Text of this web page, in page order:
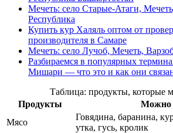
Мечеть: село Старые-Атаги,
Республика
Купить кур Халяль оптом от
производителя в Самаре
Мечеть: село Лучоб, Мечеть,
Разбираемся в популярных
Мишари — что это и как они
Таблица: продукты, которые
Продукты
Можно
Мясо
Говядина, баранина,
утка, гусь, кролик